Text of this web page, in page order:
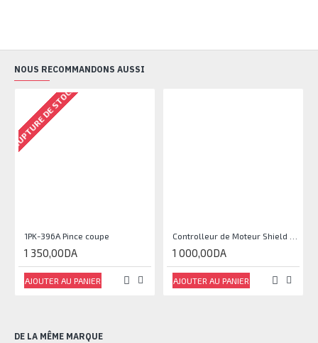
NOUS RECOMMANDONS AUSSI
RUPTURE DE STOCK
1PK-396A Pince coupe
1 350,00DA
AJOUTER AU PANIER
1 000,00DA
AJOUTER AU PANIER
DE LA MÊME MARQUE